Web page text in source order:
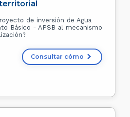
de inversión de Agua
Básico - APSB al mecanismo
Consultar cómo